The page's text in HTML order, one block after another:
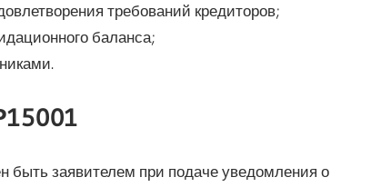
требований кредиторов;
баланса;
быть заявителем при подаче уведомления о